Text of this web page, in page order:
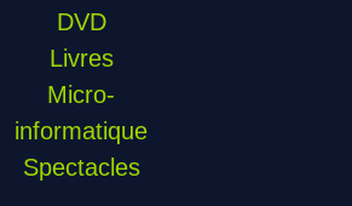
DVD
Livres
Micro-
informatique
Spectacles